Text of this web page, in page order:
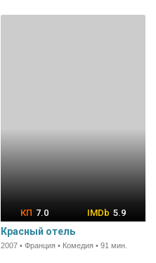
7.0 5.9
Красный отель
2007 • Франция • Комедия • 91 мин.